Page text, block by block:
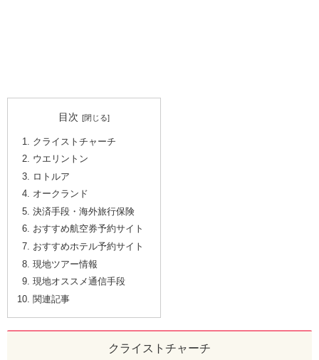
目次
クライストチャーチ
ウエリントン
ロトルア
オークランド
決済手段・海外旅行保険
おすすめ航空券予約サイト
おすすめホテル予約サイト
現地ツアー情報
現地オススメ通信手段
関連記事
クライストチャーチ